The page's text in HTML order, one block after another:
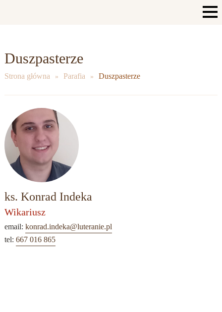
Duszpasterze
Strona główna Parafia Duszpasterze
ks. Konrad Indeka
Wikariusz
email: konrad.indeka@luteranie.pl
tel: 667 016 865